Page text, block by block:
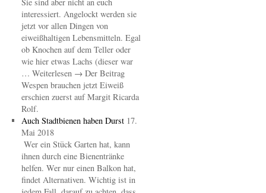
interessiert. Angelockt werden sie
jetzt vor allen Dingen von
eiweißhaltigen Lebensmitteln. Egal
ob Knochen auf dem Teller oder
wie hier etwas Lachs (dieser war
… Weiterlesen → Der Beitrag
Wespen brauchen jetzt Eiweiß
erschien zuerst auf Margit Ricarda
Rolf.
Auch Stadtbienen haben Durst 17.
Mai 2018
Wer ein Stück Garten hat, kann
ihnen durch eine Bienentränke
helfen. Wer nur einen Balkon hat,
findet Alternativen. Wichtig ist in